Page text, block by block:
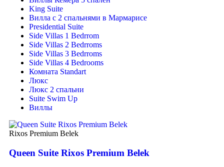
King Suite
Вилла с 2 спальнями в Мармарисе
Presidential Suite
Side Villas 1 Bedrrom
Side Villas 2 Bedrroms
Side Villas 3 Bedrroms
Side Villas 4 Bedrooms
Комната Standart
Люкс
Люкс 2 спальни
Suite Swim Up
Виллы
Rixos Premium Belek
Queen Suite Rixos Premium Belek